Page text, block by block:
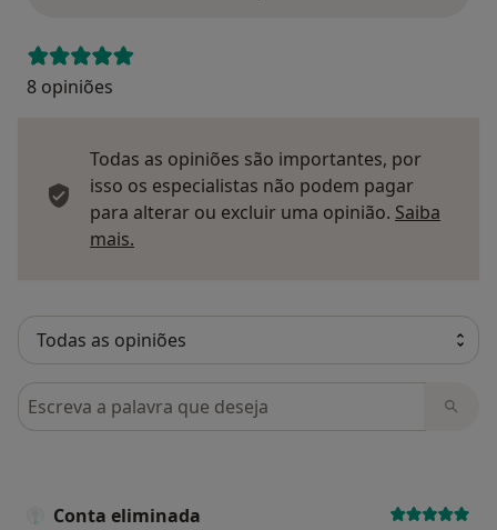
8 opiniões
Todas as opiniões são importantes, por
isso os especialistas não podem pagar
para alterar ou excluir uma opinião. Saiba
mais.
Pesquisar em opiniões
Conta eliminada